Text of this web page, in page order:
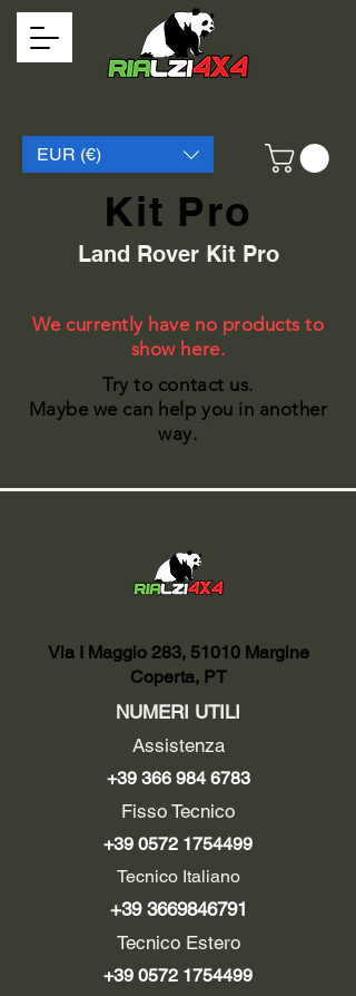
EUR (€)
Kit Pro
Land Rover Kit Pro
We currently have no products to
show here.
Try to contact us.
Maybe we can help you in another
way.
Via I Maggio 283, 51010 Margine
Coperta, PT
NUMERI UTILI
Assistenza
+39 366 984 6783
Fisso Tecnico
+39 0572 1754499
Tecnico Italiano
+39 3669846791
Tecnico Estero
+39 0572 1754499